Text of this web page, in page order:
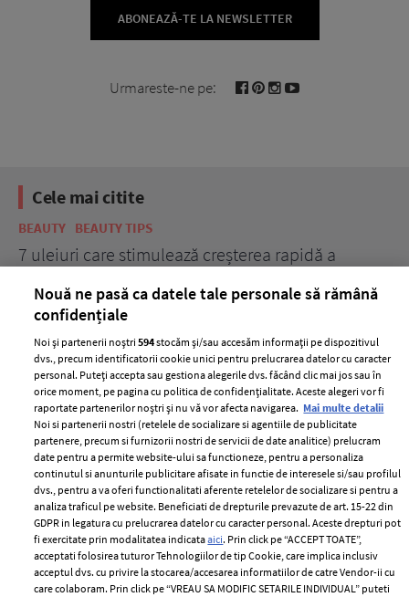
ABONEAZĂ-TE LA NEWSLETTER
Urmareste-ne pe:
Cele mai citite
BEAUTY BEAUTY TIPS
7 uleiuri care stimulează creșterea rapidă a
ELLE Style Awards
2024
Despre ELLE
Romania
Contact
Abonamente
Termeni si conditii
Politica de
confidențialitate
Politica de cookies
Publicitate
Nouă ne pasă ca datele tale personale să rămână
confidențiale
Noi și partenerii noștri594stocăm și/sau accesăm informații pe dispozitivul
dvs., precum identificatorii cookie unici pentru prelucrarea datelor cu caracter
personal. Puteți accepta sau gestiona alegerile dvs. făcând clic mai jos sau în
orice moment, pe pagina cu politica de confidențialitate. Aceste alegeri vor fi
raportate partenerilor noștri și nu vă vor afecta navigarea. Mai multe detalii
Noi si partenerii nostri (retelele de socializare si agentiile de publicitate
partenere, precum si furnizorii nostri de servicii de date analitice) prelucram
date pentru a permite website-ului sa functioneze, pentru a personaliza
continutul si anunturile publicitare afisate in functie de interesele si/sau profilul
dvs., pentru a va oferi functionalitati aferente retelelor de socializare si pentru a
analiza traficul pe website. Beneficiati de drepturile prevazute de art. 15-22 din
GDPR in legatura cu prelucrarea datelor cu caracter personal. Aceste drepturi pot
fi exercitate prin modalitatea indicataaici. Prin click pe “ACCEPT TOATE”,
acceptati folosirea tuturor Tehnologiilor de tip Cookie, care implica inclusiv
acceptul dvs. cu privire la stocarea/accesarea informatiilor de catre Vendor-ii cu
care colaboram. Prin click pe “VREAU SA MODIFIC SETARILE INDIVIDUAL” puteti